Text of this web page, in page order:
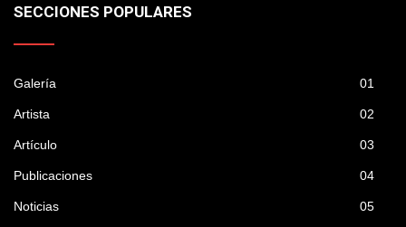
SECCIONES POPULARES
Galería 01
Artista 02
Artículo 03
Publicaciones 04
Noticias 05